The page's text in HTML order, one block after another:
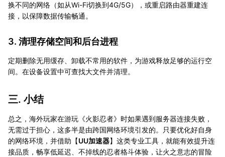
换不同的网络（如从Wi-Fi切换到4G/5G），或重启路由器重建连
接，以保障数据传输畅通。
3. 清理存储空间和后台进程
定期删除无用缓存、卸载不常用的软件，为游戏释放足够的运行空
间。在设备设置中可查找大文件并清理。
三. 小结
总之，海外玩家在游玩《火影忍者》时如果遇到服务器连接失败，
无需过于担心，这多半是由跨国网络环境引发的。只要优化好自身
的网络环境，并借助【UU加速器】这类专业工具，就能有效提升连
接品质，畅享低延迟、不掉线的忍者格斗体验，让火之意志的冒险